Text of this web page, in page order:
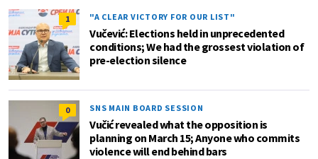
1 "A CLEAR VICTORY FOR OUR LIST"
Vučević: Elections held in unprecedented
conditions; We had the grossest violation of
pre-election silence
0 SNS MAIN BOARD SESSION
Vučić revealed what the opposition is
planning on March 15; Anyone who commits
violence will end behind bars